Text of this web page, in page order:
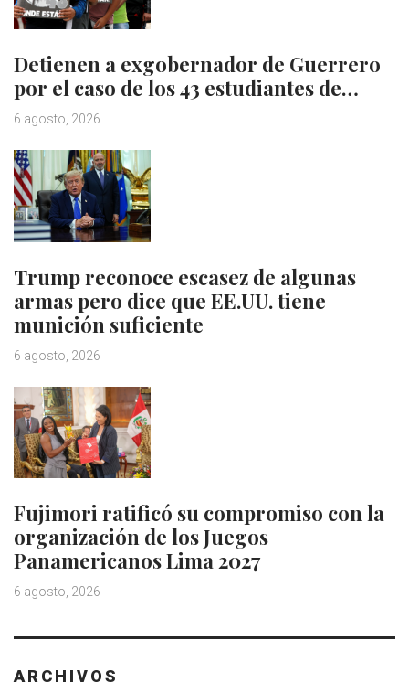
Detienen a exgobernador de Guerrero
por el caso de los 43 estudiantes de…
6 agosto, 2026
Trump reconoce escasez de algunas
armas pero dice que EE.UU. tiene
munición suficiente
6 agosto, 2026
Fujimori ratificó su compromiso con la
organización de los Juegos
Panamericanos Lima 2027
6 agosto, 2026
ARCHIVOS